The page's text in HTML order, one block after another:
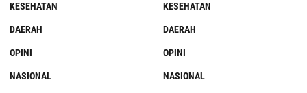
KESEHATAN
DAERAH
OPINI
NASIONAL
KESEHATAN
DAERAH
OPINI
NASIONAL